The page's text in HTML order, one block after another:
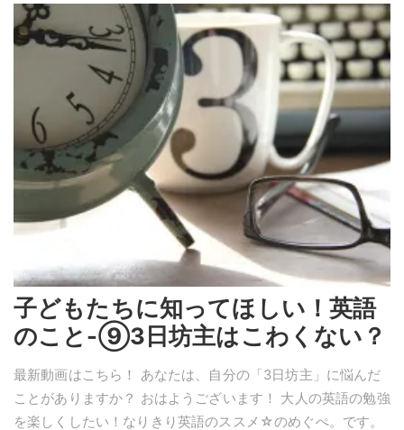
子どもたちに知ってほしい！英語
のこと-⑨3日坊主はこわくない？
最新動画はこちら！ あなたは、自分の「3日坊主」に悩んだ
ことがありますか？ おはようございます！ 大人の英語の勉強
を楽しくしたい！なりきり英語のススメ☆のめぐぺ。です。